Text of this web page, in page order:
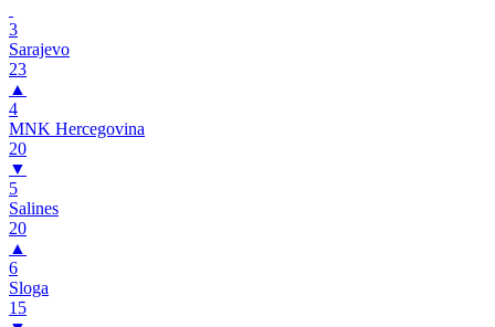
3
Sarajevo
23
▲
4
MNK Hercegovina
20
▼
5
Salines
20
▲
6
Sloga
15